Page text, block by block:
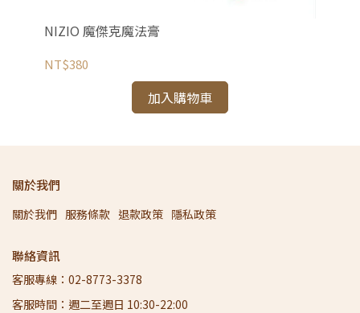
NIZIO 魔傑克魔法膏
NT$380
加入購物車
關於我們
關於我們 服務條款 退款政策 隱私政策
聯絡資訊
客服專線：02-8773-3378
客服時間：週二至週日 10:30-22:00